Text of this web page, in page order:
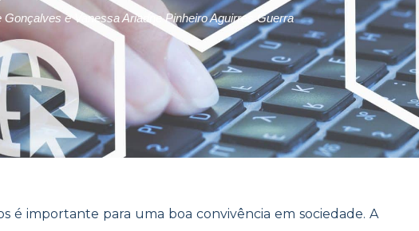
Gonçalves e Vanessa Ariadne Pinheiro Aguirres Guerra
é importante para uma boa convivência em sociedade. A